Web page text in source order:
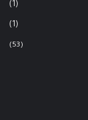
(1)
(1)
(53)